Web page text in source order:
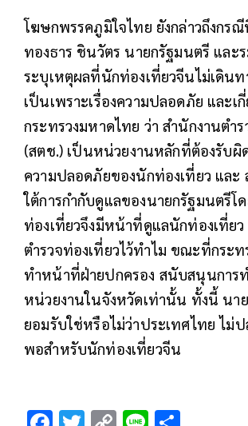
โฆษกพรรคภูมิใจไทย ยังกล่าวถึงกร
ทองธาร ชินวัตร นายกรัฐมนตรี และ
ระบุเหตุผลที่นักท่องเที่ยวจีนไม่เดินท
เป็นเพราะเรื่องความปลอดภัย และเ
กระทรวงมหาดไทย ว่า สำนักงานตำ
(สตช.) เป็นหน่วยงานหลักที่ต้องรับผิ
ความปลอดภัยของนักท่องเที่ยว และ
ใต้การกำกับดูแลของนายกรัฐมนตรีโด
ท่องเที่ยวจึงมีหน้าที่ดูแลนักท่องเที่ยว
ตำรวจท่องเที่ยวไว้ทำไม ขณะที่กระ
ทำหน้าที่ฝ่ายปกครอง สนับสนุนการ
หน่วยงานในจังหวัดเท่านั้น ทั้งนี้ นา
ยอมรับใช่หรือไม่ว่าประเทศไทย ไม่
พอสำหรับนักท่องเที่ยวจีน